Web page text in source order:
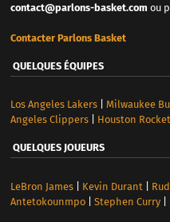
contact@parlons-basket.com ou
Contacter Parlons Basket
QUELQUES ÉQUIPES
Los Angeles Lakers| Milwaukee
Angeles Clippers| Houston
QUELQUES JOUEURS
LeBron James| Kevin Durant
Antetokounmpo| Stephen Curry|